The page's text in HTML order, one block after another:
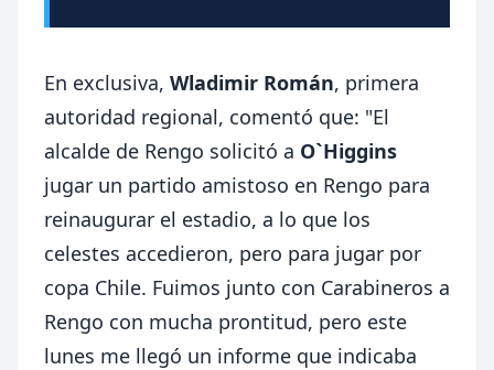
En exclusiva, Wladimir Román, primera
autoridad regional, comentó que: "El
alcalde de Rengo solicitó a O`Higgins
jugar un partido amistoso en Rengo para
reinaugurar el estadio, a lo que los
celestes accedieron, pero para jugar por
copa Chile. Fuimos junto con Carabineros a
Rengo con mucha prontitud, pero este
lunes me llegó un informe que indicaba